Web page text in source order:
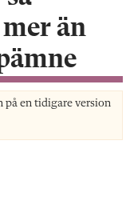
än
på en tidigare version